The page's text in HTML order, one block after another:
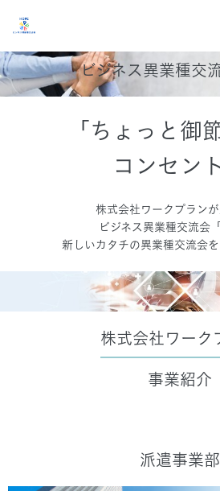
ビジネス異業種交
「ちょっと御
コンセン
株式会社ワークプラン
ビジネス異業種交流会「
新しいカタチの異業種交流会
株式会社ワーク
事業紹介
派遣事業部